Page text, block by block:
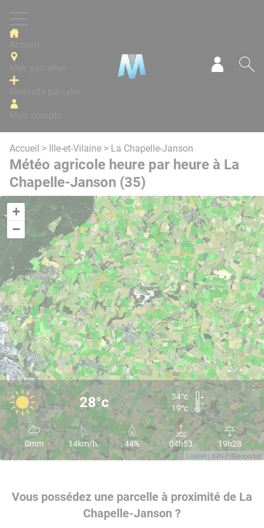
Accueil > Ille-et-Vilaine > La Chapelle-Janson
Météo agricole heure par heure à La
Chapelle-Janson (35)
+
−
Leaflet | IGN-F/Geoportail
28°c
34°c
19°c
0mm 14km/h 44% 04h53 19h28
Vous possédez une parcelle à proximité de La
Chapelle-Janson ?